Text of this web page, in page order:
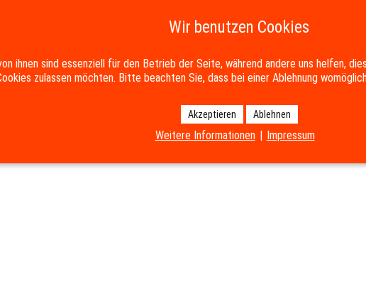
Wir benutzen Cookies
ihnen sind essenziell für den Betrieb der Seite, während andere uns helfen,
zulassen möchten. Bitte beachten Sie, dass bei einer Ablehnung
Akzeptieren Ablehnen
Weitere Informationen | Impressum